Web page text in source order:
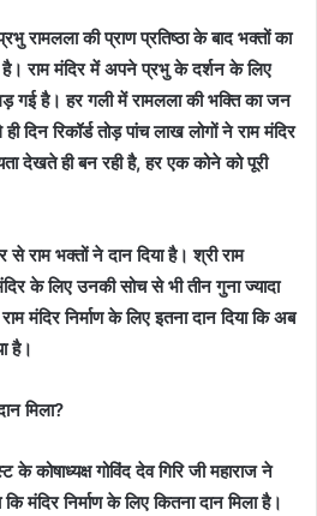
रामलला की प्राण प्रतिष्ठा के बाद भक्तों का
है। राम मंदिर में अपने प्रभु के दर्शन के लिए
गई है। हर गली में रामलला की भक्ति का जन
दिन रिकॉर्ड तोड़ पांच लाख लोगों ने राम मंदिर
देखते ही बन रही है, हर एक कोने को पूरी
राम भक्तों ने दान दिया है। श्री राम
के लिए उनकी सोच से भी तीन गुना ज्यादा
मंदिर निर्माण के लिए इतना दान दिया कि अब
है।
मिला?
के कोषाध्यक्ष गोविंद देव गिरि जी महाराज ने
मंदिर निर्माण के लिए कितना दान मिला है।